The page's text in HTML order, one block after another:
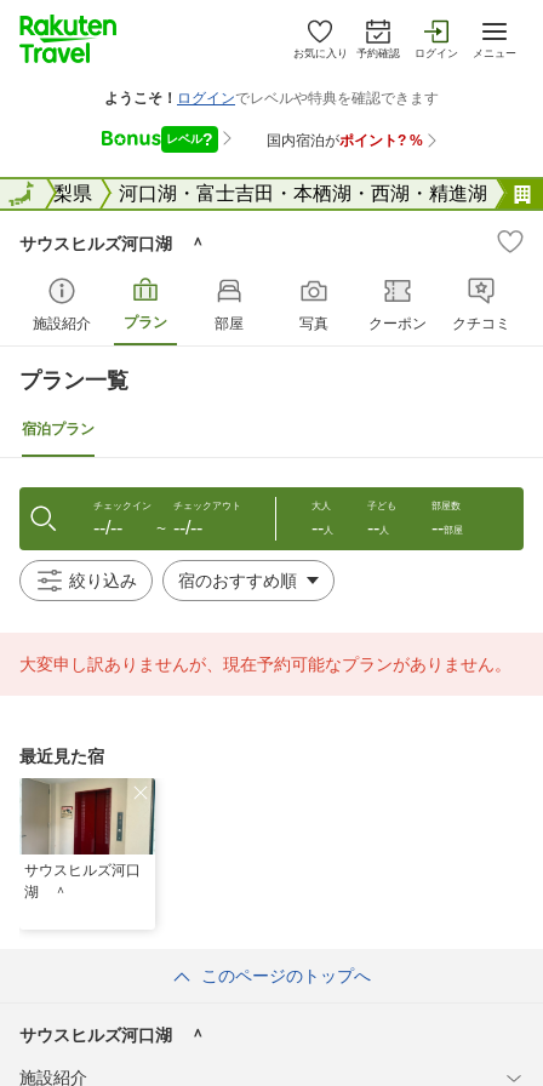
お気に入り 予約確認 ログイン メニュー
全国 山梨県 河口湖・富士吉田・本栖湖・西湖・精進湖
全国
サウスヒルズ河口湖 ＾
施設紹介 プラン 部屋 写真 クーポン クチコミ
プラン一覧
宿泊プラン
チェックイン
--/-- 〜
チェックアウト
--/--
大人
--人
子ども
--人
部屋数
--部屋
絞り込み
大変申し訳ありませんが、現在予約可能なプランがありません。
最近見た宿
サウスヒルズ河口
湖 ＾
このページのトップへ
サウスヒルズ河口湖 ＾
施設紹介